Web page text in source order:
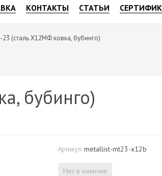
КОНТАКТЫ СТАТЬИ
(сталь Х12МФ ковка, бубинго)
бубинго)
Артикул: metallist-mt23-x12b
Нет в наличии